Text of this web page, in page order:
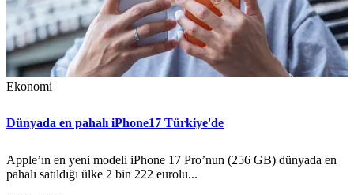
Ekonomi
Dünyada en pahalı iPhone17 Türkiye'de
Apple’ın en yeni modeli iPhone 17 Pro’nun (256 GB) dünyada en
pahalı satıldığı ülke 2 bin 222 eurolu...